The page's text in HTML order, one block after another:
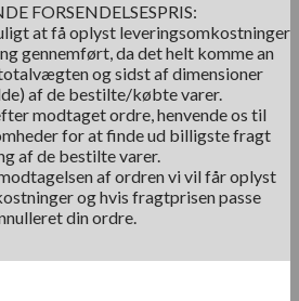
FORSENDELSESPRIS:
at få oplyst leveringsomkostninger
gennemført, da det helt komme an
og sidst af dimensioner
af de bestilte/købte varer.
modtaget ordre, henvende os til
for at finde ud billigste fragt
af de bestilte varer.
af ordren vi vil får oplyst
og hvis fragtprisen passe
din ordre.